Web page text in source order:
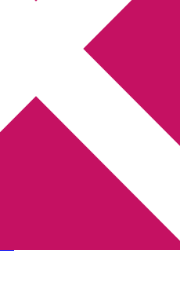
Malcolm Mackay
och UNDVIK
av Malcolm